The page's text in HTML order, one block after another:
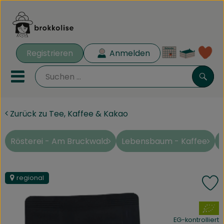
Registrieren Anmelden
Mobiles Menu öffnen oder
Biokisten
Rezeptkisten
Zurück zu Tee, Kaffee & Kakao
Rösterei - Am Bruckwald Lebensbaum - Kaffee
regional
, Verband:
EG-kontrolliert